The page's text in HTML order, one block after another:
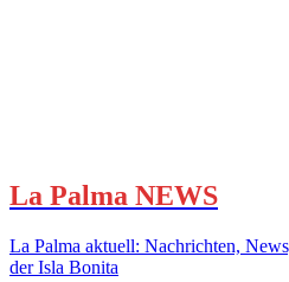
La Palma NEWS
La Palma aktuell: Nachrichten,
der Isla Bonita